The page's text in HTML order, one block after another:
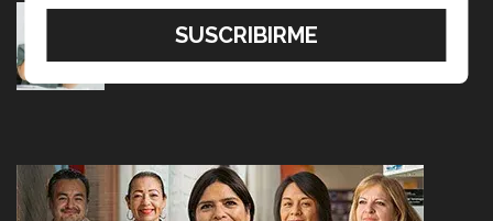
Tec y UT Austin buscan "devolver la voz" a
hispanohablantes con afasia